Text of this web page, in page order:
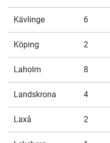
Kävlinge 6
Köping 2
Laholm 8
Landskrona 4
Laxå 2